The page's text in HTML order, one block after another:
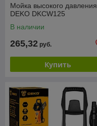
Мойка высокого давления
DEKO DKCW125
В наличии
265,32 руб.
Купить